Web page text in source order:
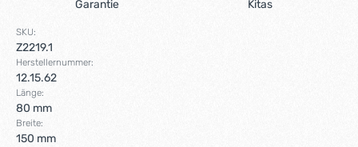
Garantie
Kitas
SKU:
Z2219.1
Herstellernummer:
12.15.62
Länge:
80 mm
Breite:
150 mm